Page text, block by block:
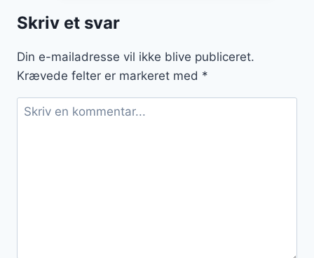
Skriv et svar
Din e-mailadresse vil ikke blive publiceret.
Krævede felter er markeret med *